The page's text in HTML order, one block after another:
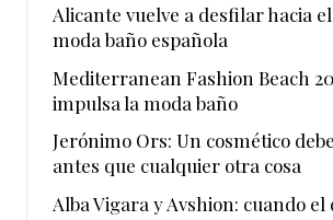
Alicante vuelve a desfilar hacia
moda baño española
Mediterranean Fashion Beach
impulsa la moda baño
Jerónimo Ors: Un cosmético
antes que cualquier otra cosa
Alba Vigara y Avshion: cuando